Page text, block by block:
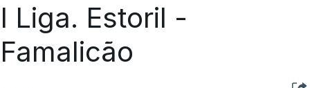
I Liga. Estoril -
Famalicão